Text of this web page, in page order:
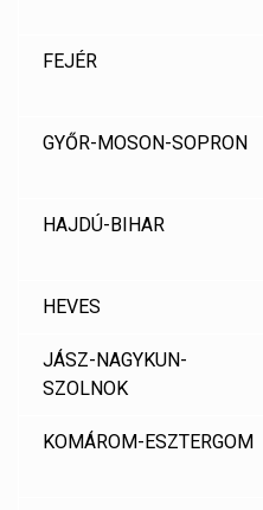
FEJÉR
GYŐR-MOSON-SOPRON
HAJDÚ-BIHAR
HEVES
JÁSZ-NAGYKUN-
SZOLNOK
KOMÁROM-ESZTERGOM